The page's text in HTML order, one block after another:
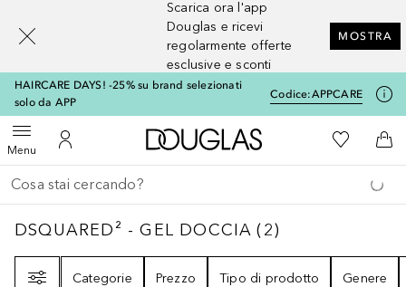
Scarica ora l'app
Douglas e ricevi
regolarmente offerte
esclusive e sconti
MOSTRA
HAIRCARE DAYS! -25% su brand selezionati
solo da APP
Codice:APPCARE
MenuApri menuAl Mio Account
A Douglas HomeAlla Mia
Al
Torna indietro
Esegui ricerca
DSQUARED² - GEL DOCCIA2
DSQUARED² - GEL DOCCIA (2)
Categorie
Prezzo Tipo di prodotto Genere
[navigation.slideout.screenreader]